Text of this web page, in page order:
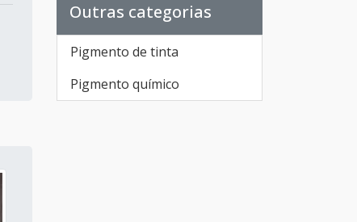
Outras categorias
Pigmento de tinta
Pigmento químico